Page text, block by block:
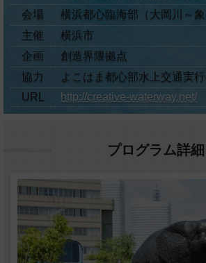
会場
横浜都心臨海部（大岡川～象
主催
横浜市
企画
創造界隈拠点
協力
よこはま都心部水上交通実
URL
http://creative-waterway.net/
プログラム詳細